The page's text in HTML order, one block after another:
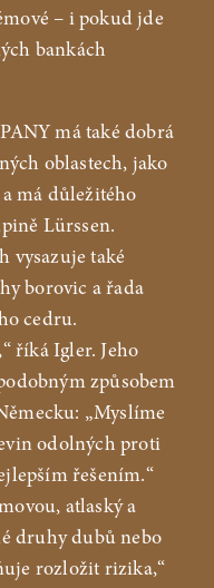
– i pokud jde
bankách
má také dobrá
oblastech, jako
má důležitého
Lürssen.
vysazuje také
borovic a řada
cedru.
říká Igler. Jeho
způsobem
„Myslíme
odolných proti
řešením.“
atlaský a
druhy dubů nebo
rozložit rizika,“